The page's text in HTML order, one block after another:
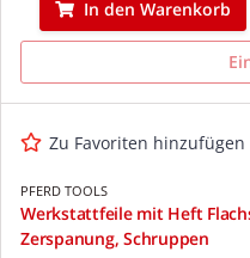
In den Warenkorb
Zu Favoriten hinzufügen
PFERD TOOLS
Werkstattfeile mit Heft
Zerspanung, Schruppen